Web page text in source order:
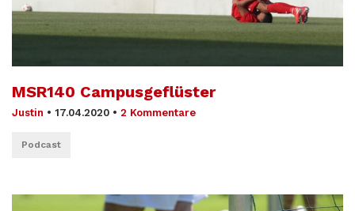
MSR140 Campusgeflüster
Justin • 17.04.2020 • 2 Kommentare
Podcast